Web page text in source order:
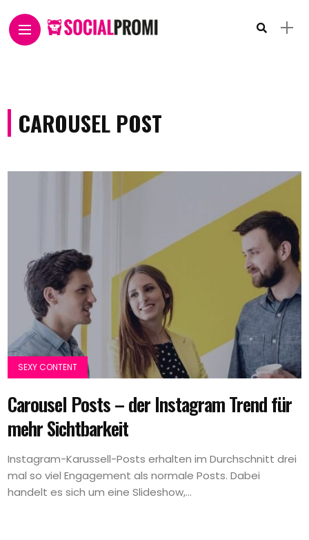
CAROUSEL POST
SEXY CONTENT
Carousel Posts – der Instagram Trend für
mehr Sichtbarkeit
Instagram-Karussell-Posts erhalten im Durchschnitt drei
mal so viel Engagement als normale Posts. Dabei
handelt es sich um eine Slideshow,...